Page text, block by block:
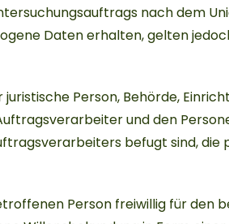
nach dem
Daten erhalten, gelten
Person, Behörde,
und den
befugt sind, die
Person freiwillig für den